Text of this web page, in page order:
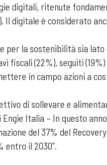
digitali, ritenute
Il digitale è considerato
la sostenibilità sia
fiscali (22%), seguiti
in campo azioni a
di sollevare e
Engie Italia – In questo
del 37% del
entro il 2030”.